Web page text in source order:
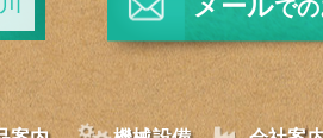
メールでの